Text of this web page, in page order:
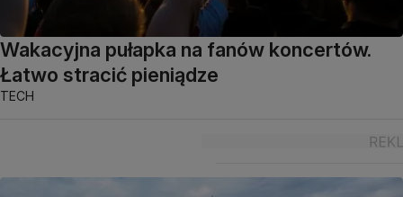
Wakacyjna pułapka na fanów koncertów.
Łatwo stracić pieniądze
TECH